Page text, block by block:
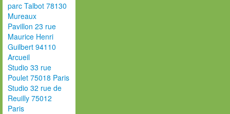
parc Talbot 78130
Mureaux
Pavillon 23 rue
Maurice Henri
Guilbert 94110
Arcueil
Studio 33 rue
Poulet 75018 Paris
Studio 32 rue de
Reuilly 75012
Paris